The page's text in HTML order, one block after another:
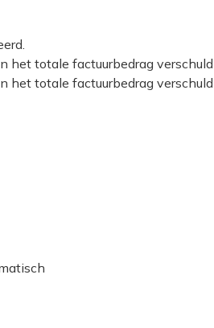
totale factuurbedrag
totale factuurbedrag